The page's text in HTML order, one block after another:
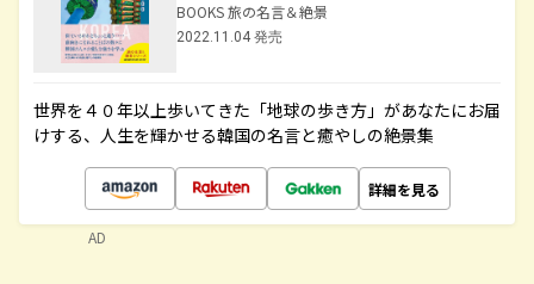
BOOKS 旅の名言＆絶景
2022.11.04 発売
世界を４０年以上歩いてきた「地球の歩き方」があなたにお届
けする、人生を輝かせる韓国の名言と癒やしの絶景集
詳細を見る
AD